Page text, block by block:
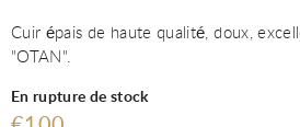
Cuir épais de haute qualité, doux,
"OTAN".
En rupture de stock